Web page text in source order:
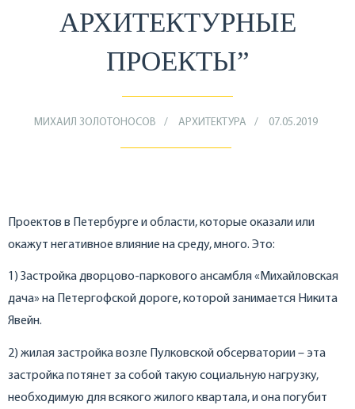
АРХИТЕКТУРНЫЕ
ПРОЕКТЫ”
МИХАИЛ ЗОЛОТОНОСОВ АРХИТЕКТУРА 07.05.2019
Проектов в Петербурге и области, которые оказали или
окажут негативное влияние на среду, много. Это:
1) Застройка дворцово-паркового ансамбля «Михайловская
дача» на Петергофской дороге, которой занимается Никита
Явейн.
2) жилая застройка возле Пулковской обсерватории – эта
застройка потянет за собой такую социальную нагрузку,
необходимую для всякого жилого квартала, и она погубит